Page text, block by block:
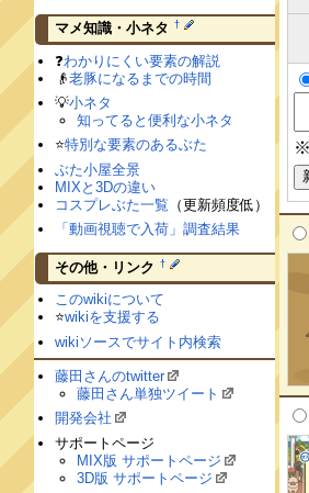
マメ知識・小ネタ †
❓わかりにくい要素の解説
👴老豚になるまでの時間
💡小ネタ
知ってると便利な小ネタ
⭐️特別な要素のあるぶた
ぶた小屋全景
MIXと3Dの違い
コスプレぶた一覧 （更新頻度低）
「動画視聴で入荷」調査結果
その他・リンク †
このwikiについて
⭐️wikiを支援する
wikiソースでサイト内検索
藤田さんのtwitter
藤田さん単独ツイート
開発会社
サポートページ
MIX版 サポートページ
3D版 サポートページ